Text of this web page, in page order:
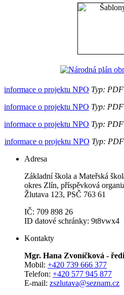
informace o projektu NPO Typ:
informace o projektu NPO Typ:
informace o projektu NPO Typ:
informace o projektu NPO Typ:
Adresa
Základní škola a Mateřská
okres Zlín, příspěvková
Žlutava 123, PSČ 763 61
IČ: 709 898 26
ID datové schránky: 9t8vwx4
Kontakty
Mgr. Hana Zvoníčková -
Mobil: +420 739 666 377
Telefon: +420 577 945 877
E-mail: zszlutava@seznam.cz